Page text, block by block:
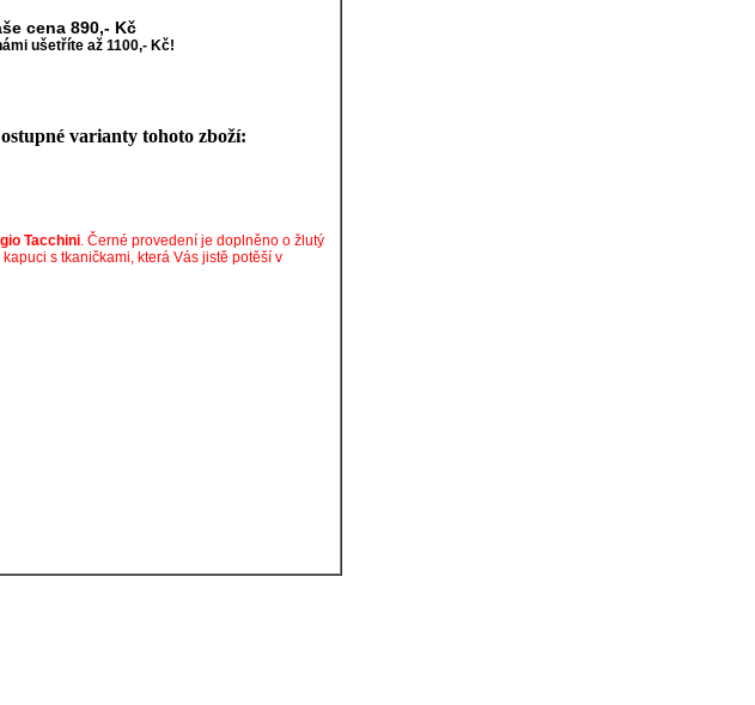
cena 890,- Kč
ušetříte až 1100,- Kč!
varianty tohoto zboží:
Tacchini. Černé provedení je doplněno o žlutý
s tkaničkami, která Vás jistě potěší v